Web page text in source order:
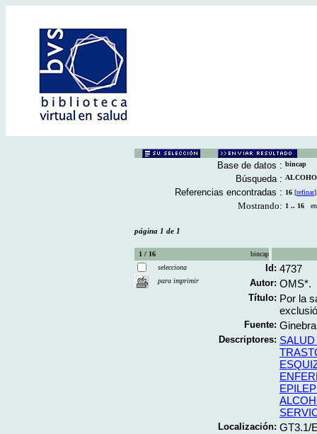
Base de datos : bincap
Búsqueda :
Referencias encontradas : 16 [refinar]
Mostrando: 1 .. 16 en
página 1 de 1
1 / 16
bincap
selecciona
para imprimir
Id: 4737
Autor: OMS*.
Título: Por la
Fuente:
Descriptores:
Localización: GT3.1/